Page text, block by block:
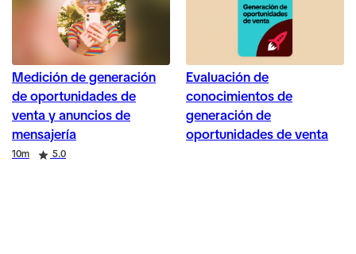
Medición de generación
de oportunidades de
venta y anuncios de
mensajería
Duration
10m
Rating 5.0
Evaluación de
conocimientos de
generación de
oportunidades de venta